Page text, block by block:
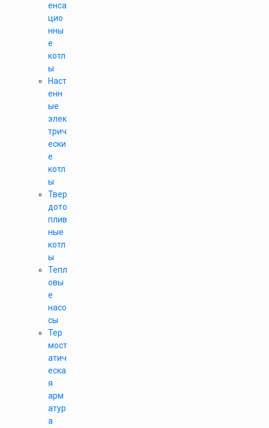
енса
цио
нны
е
котл
ы
Наст
енн
ые
элек
трич
ески
е
котл
ы
Твер
дото
плив
ные
котл
ы
Тепл
овы
е
насо
сы
Тер
мост
атич
еска
я
арм
атур
а